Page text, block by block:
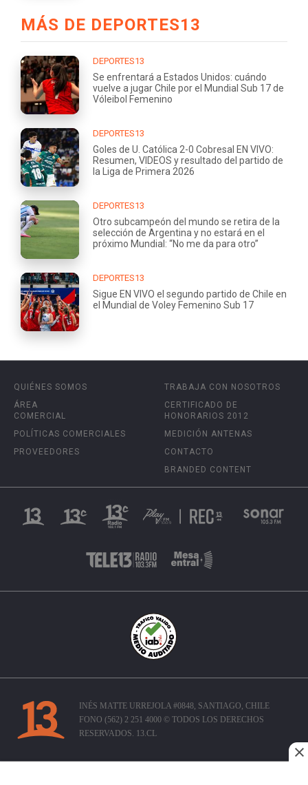
MÁS DE DEPORTES13
DEPORTES13
Se enfrentará a Estados Unidos: cuándo
vuelve a jugar Chile por el Mundial Sub 17 de
Vóleibol Femenino
DEPORTES13
Goles de U. Católica 2-0 Cobresal EN VIVO:
Resumen, VIDEOS y resultado del partido de
la Liga de Primera 2026
DEPORTES13
Otro subcampeón del mundo se retira de la
selección de Argentina y no estará en el
próximo Mundial: “No me da para otro”
DEPORTES13
Sigue EN VIVO el segundo partido de Chile en
el Mundial de Voley Femenino Sub 17
QUIÉNES SOMOS
ÁREA
COMERCIAL
POLÍTICAS COMERCIALES
PROVEEDORES
TRABAJA CON NOSOTROS
CERTIFICADO DE
HONORARIOS 2012
MEDICIÓN ANTENAS
CONTACTO
BRANDED CONTENT
INÉS MATTE URREJOLA #0848, SANTIAGO, CHILE
FONO (562) 2 251 4000 © TODOS LOS DERECHOS
RESERVADOS. 13.CL